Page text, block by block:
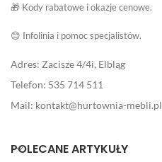
🎁 Kody rabatowe i okazje cenowe.
😊 Infolinia i pomoc specjalistów.
Adres: Zacisze 4/4i, Elbląg
Telefon: 535 714 511
Mail: kontakt@hurtownia-mebli.pl
POLECANE ARTYKUŁY